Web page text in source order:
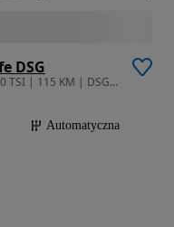
DSG
999 cm3 • 115 KM • VW T-Cross | Life | 1.0 TSI | 115 KM | DSG | FV 23% | PL | ASO
Automatyczna